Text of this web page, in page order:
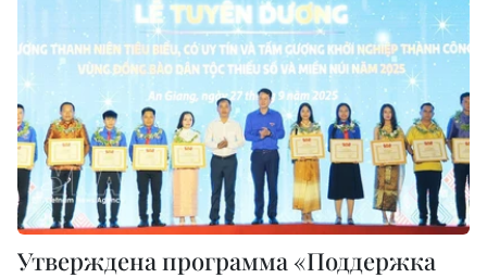
Утверждена программа «Поддержка